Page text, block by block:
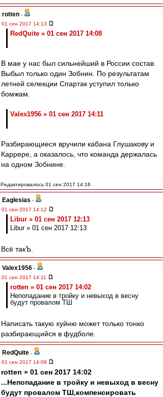
rotten -
01 сен 2017 14:13
RedQuite » 01 сен 2017 14:08
В мае у нас был сильнейший в России состав.
Выбыл только один Зобнин. По результатам
летней селекции Спартак уступил только
бомжам.
Valex1956 » 01 сен 2017 14:11
Разбирающиеся вручили кабана Глушакову и
Каррере, а оказалось, что команда держалась
на одном Зобнине.
Редактировалось 01 сен 2017 14:16
Eaglesias -
01 сен 2017 14:12
Libur » 01 сен 2017 12:13
Libur » 01 сен 2017 12:13
Всё такЪ.
Valex1956 -
01 сен 2017 14:11
rotten » 01 сен 2017 14:02
Непопадание в тройку и невыход в весну
будут провалом ТШ
Написать такую хуйню может только тонко
разбирающийся в фудболе.
RedQuite -
01 сен 2017 14:08
rotten » 01 сен 2017 14:02
...Непопадание в тройку и невыход в весну
будут провалом ТШ,компенсировать